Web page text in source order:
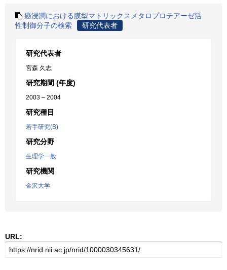
癌浸潤における膜型マトリックスメタロプロテアーゼ活
性制御分子の検索
研究代表者
研究代表者
宮森 久志
研究期間 (年度)
2003 – 2004
研究種目
若手研究(B)
研究分野
生理学一般
研究機関
金沢大学
URL: